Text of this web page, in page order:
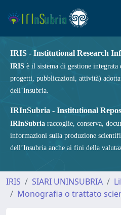
IRIS - Institutional Research
IRIS è il sistema di gestione
progetti, pubblicazioni, attività)
dell’Insubria.
IRInSubria - Institutional
IRInSubria raccoglie, conserva,
informazioni sulla produzione
dell’Insubria anche ai fini della
IRIS SIARI UNINSUBRIA
Monografia o trattato